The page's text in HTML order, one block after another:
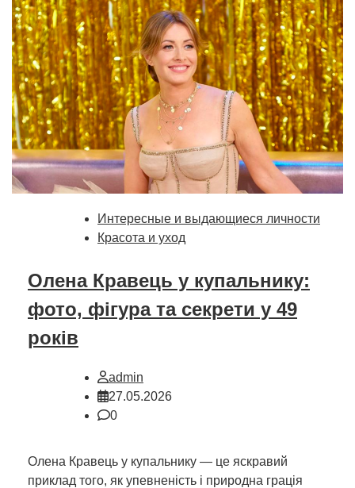
Интересные и выдающиеся личности
Красота и уход
Олена Кравець у купальнику:
фото, фігура та секрети у 49
років
admin
27.05.2026
0
Олена Кравець у купальнику — це яскравий
приклад того, як упевненість і природна грація